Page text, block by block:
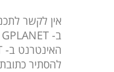
אין לקשר
ב- GPLANET
האינטרנט ב-
להסתיר